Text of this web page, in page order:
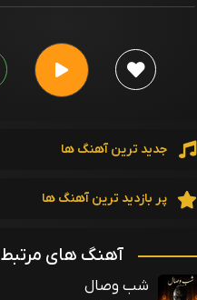
جدید ترین آهنگ ها
پر بازدید ترین آهنگ ها
آهنگ های مرتبط
شب وصال